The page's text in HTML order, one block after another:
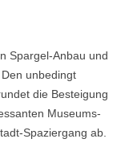
Spargel-Anbau und
unbedingt
die Besteigung
Museums-
Spaziergang ab.